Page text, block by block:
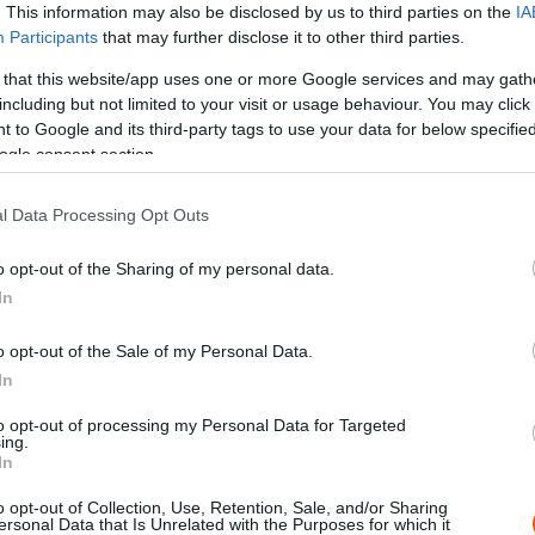
This information may also be disclosed by us to third parties on the
Participants that may further disclose it to other third parties.
that this website/app uses one or more Google services and may
but not limited to your visit or usage behaviour. You may
to Google and its third-party tags to use your data for below
consent section.
Data Processing Opt Outs
opt-out of the Sharing of my personal data.
opt-out of the Sale of my Personal Data.
opt-out of processing my Personal Data for Targeted
opt-out of Collection, Use, Retention, Sale, and/or Sharing
Data that Is Unrelated with the Purposes for which it
X Pinterest WhatsApp
ülni a versenyzőikkel azzal kapcsolatban, hogy
Andrea Stella hangsúlyozta, hogy egyik
pilótája esélyes még a világbajnoki címre az utolsó
fél is érintett, hiszen ebben az esetben az
tudnak összedolgozni, lévén mind a ketten a saját
hogy Oscar Piastri igencsak nagy, 16 pontos
ő világbajnoki címéhez a brit versenyző kirívóan